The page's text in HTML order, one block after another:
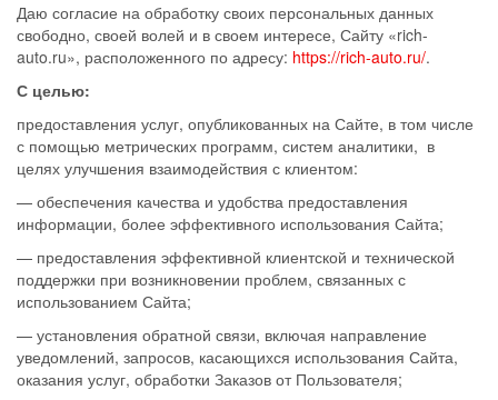
Даю согласие на обработку своих персональных данных
свободно, своей волей и в своем интересе, Сайту «rich-
auto.ru», расположенного по адресу: https://rich-auto.ru/.
С целью:
предоставления услуг, опубликованных на Сайте, в том числе
с помощью метрических программ, систем аналитики, в
целях улучшения взаимодействия с клиентом:
— обеспечения качества и удобства предоставления
информации, более эффективного использования Сайта;
— предоставления эффективной клиентской и технической
поддержки при возникновении проблем, связанных с
использованием Сайта;
— установления обратной связи, включая направление
уведомлений, запросов, касающихся использования Сайта,
оказания услуг, обработки Заказов от Пользователя;